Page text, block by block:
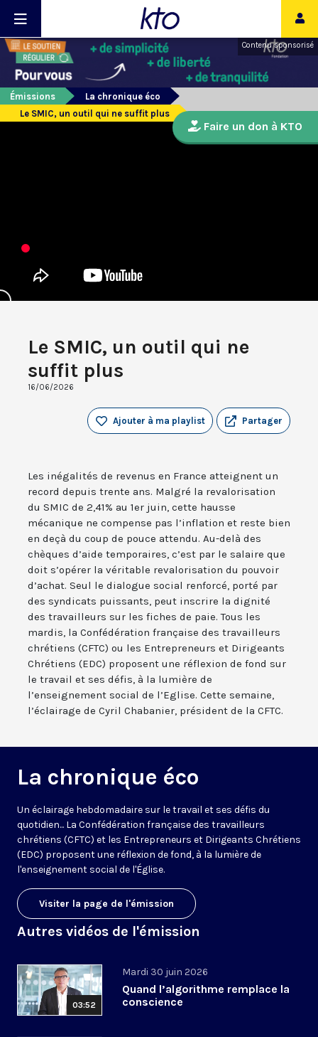
Contenu sponsorisé
Émissions
La chronique éco
Le SMIC, un outil qui ne suffit plus
Le SMIC, un outil qui ne
suffit plus
16/06/2026
Partager
Ajouter à ma playlist
Les inégalités de revenus en France atteignent un
record depuis trente ans. Malgré la revalorisation
du SMIC de 2,41% au 1er juin, cette hausse
mécanique ne compense pas l’inflation et reste bien
en deçà du coup de pouce attendu. Au-delà des
chèques d’aide temporaires, c’est par le salaire que
doit s’opérer la véritable revalorisation du pouvoir
d’achat. Seul le dialogue social renforcé, porté par
des syndicats puissants, peut inscrire la dignité
des travailleurs sur les fiches de paie. Tous les
mardis, la Confédération française des travailleurs
chrétiens (CFTC) ou les Entrepreneurs et Dirigeants
Chrétiens (EDC) proposent une réflexion de fond sur
le travail et ses défis, à la lumière de
l’enseignement social de l’Eglise. Cette semaine,
l’éclairage de Cyril Chabanier, président de la CFTC.
La chronique éco
Un éclairage hebdomadaire sur le travail et ses défis du
quotidien... La Confédération française des travailleurs
chrétiens (CFTC) et les Entrepreneurs et Dirigeants Chrétiens
(EDC) proposent une réflexion de fond, à la lumière de
l'enseignement social de l'Église.
Visiter la page de l'émission
Autres vidéos de l'émission
03:52
Mardi 30 juin 2026
Quand l’algorithme remplace la
conscience
Faire un don à KTO